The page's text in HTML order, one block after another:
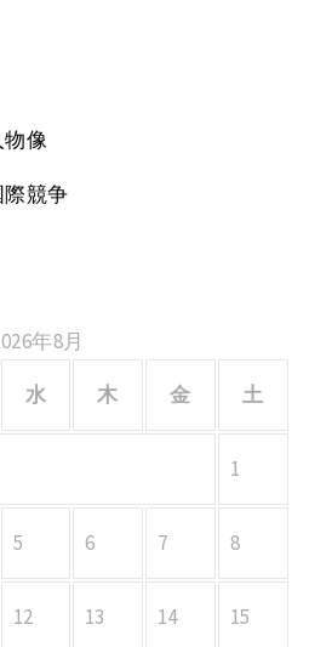
像
競争
年8月
水 木 金 土
1
5 6 7 8
12 13 14 15